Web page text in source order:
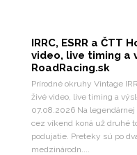
IRRC, ESRR a ČTT
video, live timing a
RoadRacing.sk
Prírodné okruhy Vintage
živé video, live timing a
07.08.2026 Na
cez víkend koná už druhé
podujatie. Preteky sú po
medzinárodn....